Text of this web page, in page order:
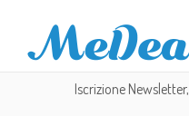
Iscrizione Newsletter,